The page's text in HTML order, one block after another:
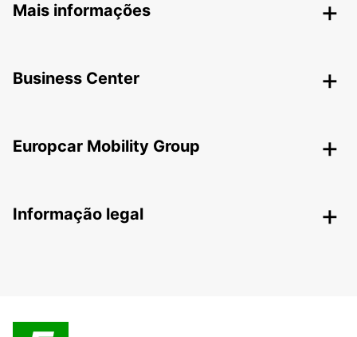
Mais informações
Business Center
Europcar Mobility Group
Informação legal